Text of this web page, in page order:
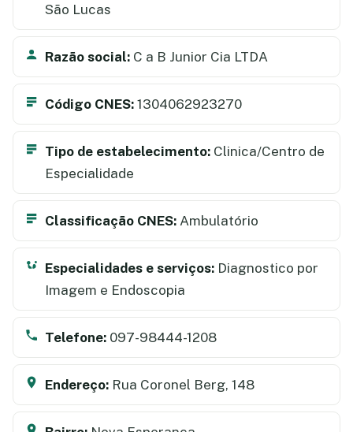
São Lucas
Razão social: C a B Junior Cia LTDA
Código CNES: 1304062923270
Tipo de estabelecimento: Clinica/Centro de
Especialidade
Classificação CNES: Ambulatório
Especialidades e serviços: Diagnostico por
Imagem e Endoscopia
Telefone: 097-98444-1208
Endereço: Rua Coronel Berg, 148